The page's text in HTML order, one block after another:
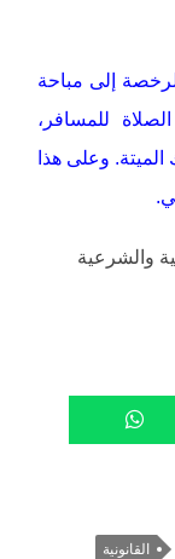
إلى مباحة
للمسافر،
وعلى هذا
والشرعية
القانونية